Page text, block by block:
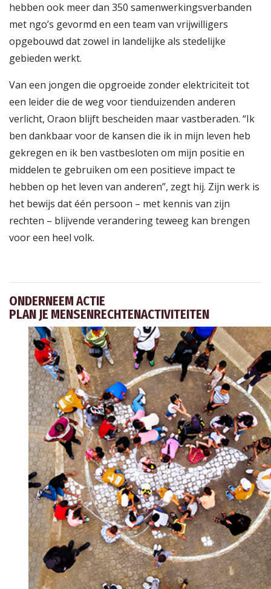
hebben ook meer dan 350 samenwerkings­verbanden
met ngo’s gevormd en een team van vrijwilligers
opgebouwd dat zowel in landelijke als stedelijke
gebieden werkt.
Van een jongen die opgroeide zonder elektriciteit tot
een leider die de weg voor tienduizenden anderen
verlicht, Oraon blijft bescheiden maar vastberaden. “Ik
ben dankbaar voor de kansen die ik in mijn leven heb
gekregen en ik ben vastbesloten om mijn positie en
middelen te gebruiken om een positieve impact te
hebben op het leven van anderen”, zegt hij. Zijn werk is
het bewijs dat één persoon – met kennis van zijn
rechten – blijvende verandering teweeg kan brengen
voor een heel volk.
ONDERNEEM ACTIE
PLAN JE MENSENRECHTENACTIVITEITEN